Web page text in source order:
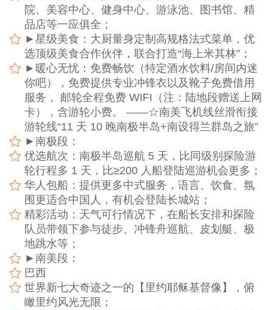
院、美容中心、健身中心、游泳池、图书馆、精
品店等一应俱全；
►星级美食：大厨量身定制高规格法式菜单，优
选顶级美食合作伙伴，联合打造“海上米其林”；
►暖心无忧：免费畅饮（特定酒水饮料/房间内迷
你吧），免费提供专业冲锋衣以及靴子免费借用
服务， 邮轮全程免费 WIFI（注：陆地段赠送上网
卡），含游轮小费。 ——☆南美飞机线丝滑衔接
游轮线“11 天 10 晚南极半岛+南设得兰群岛之旅”
►南极段：
优选航次：南极半岛巡航 5 天，比同级别探险游
轮行程多 1 天，比≥200 人船登陆巡游机会更多；
华人包船：提供更多中式服务，语言、饮食、氛
围更适合中国人，有机会登陆长城站；
精彩活动：天气可行情况下，在船长安排和探险
队员带领下参与徒步、冲锋舟巡航、皮划艇、极
地跳水等；
►南美段：
巴西
世界新七大奇迹之一的【里约耶稣基督像】，俯
瞰里约风光无限；